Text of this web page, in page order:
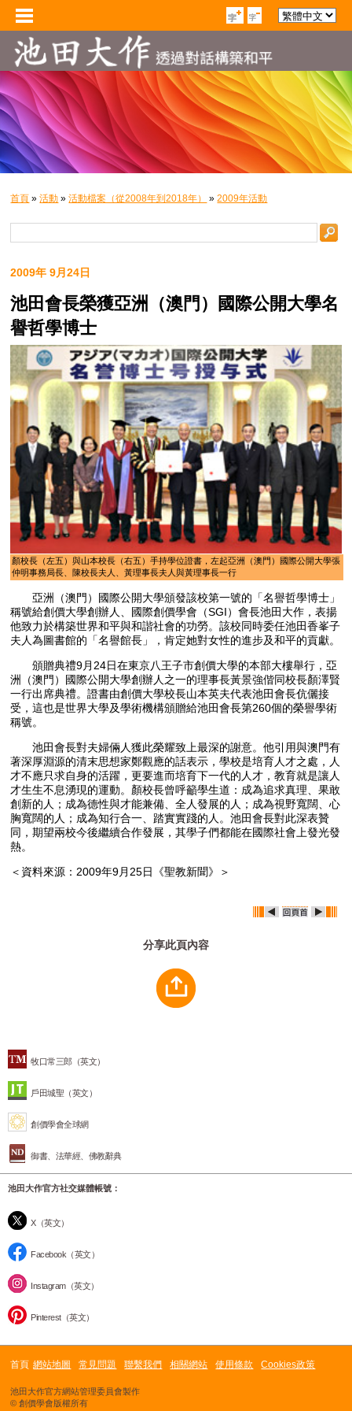
牧口常三郎（英文）
戶田城聖（英文）
創價學會全球網
御書、法華經、佛教辭典
池田大作官方社交媒體帳號：
X（英文）
Facebook（英文）
Instagram（英文）
Pinterest（英文）
首頁 »活動 »活動檔案（從2008年到2018年） »2009年活動
2009年 9月24日
池田會長榮獲亞洲（澳門）國際公開大學名
譽哲學博士
顏校長（左五）與山本校長（右五）手持學位證書，左起亞洲（澳門）國際公開大學張
仲明事務局長、陳校長夫人、黃理事長夫人與黃理事長一行
亞洲（澳門）國際公開大學頒發該校第一號的「名譽哲學博士」
稱號給創價大學創辦人、國際創價學會（SGI）會長池田大作，表揚
他致力於構築世界和平與和諧社會的功勞。該校同時委任池田香峯子
夫人為圖書館的「名譽館長」，肯定她對女性的進步及和平的貢獻。
頒贈典禮9月24日在東京八王子市創價大學的本部大樓舉行，亞
洲（澳門）國際公開大學創辦人之一的理事長黃景強偕同校長顏澤賢
一行出席典禮。證書由創價大學校長山本英夫代表池田會長伉儷接
受，這也是世界大學及學術機構頒贈給池田會長第260個的榮譽學術
稱號。
池田會長對夫婦倆人獲此榮耀致上最深的謝意。他引用與澳門有
著深厚淵源的清末思想家鄭觀應的話表示，學校是培育人才之處，人
才不應只求自身的活躍，更要進而培育下一代的人才，教育就是讓人
才生生不息湧現的運動。顏校長曾呼籲學生道：成為追求真理、果敢
創新的人；成為德性與才能兼備、全人發展的人；成為視野寬闊、心
胸寬闊的人；成為知行合一、踏實實踐的人。池田會長對此深表贊
同，期望兩校今後繼續合作發展，其學子們都能在國際社會上發光發
熱。
＜資料來源：2009年9月25日《聖教新聞》＞
分享此頁內容
首頁 網站地圖 常見問題 聯繫我們 相關網站 使用條款 Cookies政策
池田大作官方網站管理委員會製作
© 創價學會版權所有